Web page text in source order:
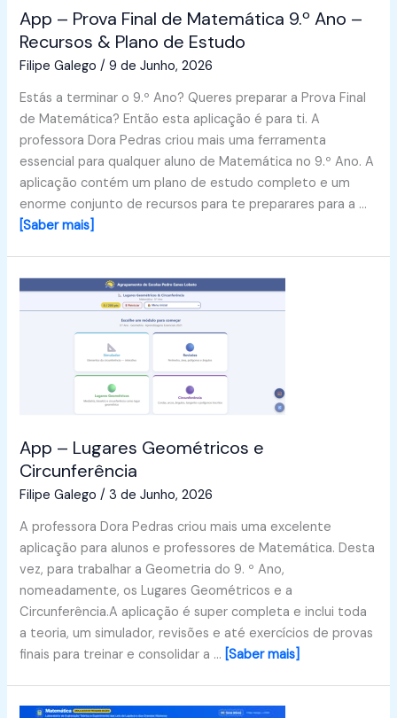
App – Prova Final de Matemática 9.º Ano –
Recursos & Plano de Estudo
Filipe Galego/9 de Junho, 2026
Estás a terminar o 9.º Ano? Queres preparar a Prova Final
de Matemática? Então esta aplicação é para ti. A
professora Dora Pedras criou mais uma ferramenta
essencial para qualquer aluno de Matemática no 9.º Ano. A
aplicação contém um plano de estudo completo e um
enorme conjunto de recursos para te preparares para a …
[Saber mais]
App – Lugares Geométricos e
Circunferência
Filipe Galego/3 de Junho, 2026
A professora Dora Pedras criou mais uma excelente
aplicação para alunos e professores de Matemática. Desta
vez, para trabalhar a Geometria do 9. º Ano,
nomeadamente, os Lugares Geométricos e a
Circunferência.A aplicação é super completa e inclui toda
a teoria, um simulador, revisões e até exercícios de provas
finais para treinar e consolidar a … [Saber mais]